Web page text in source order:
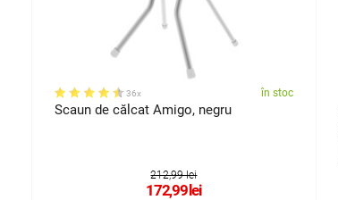
36x în stoc
Scaun de călcat Amigo, negru
212,99 lei
172,99lei